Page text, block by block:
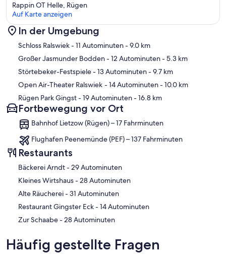
Karte
Rappin OT Helle, Rügen
Auf Karte anzeigen
In der Umgebung
Schloss Ralswiek- 11 Autominuten- 9.0 km
Großer Jasmunder Bodden- 12 Autominuten- 5.3 km
Störtebeker-Festspiele- 13 Autominuten- 9.7 km
Open Air-Theater Ralswiek - 14 Autominuten- 10.0 km
Rügen Park Gingst- 19 Autominuten- 16.8 km
Fortbewegung vor Ort
Bahnhof Lietzow (Rügen) – 17 Fahrminuten
Flughafen Peenemünde (PEF) – 137 Fahrminuten
Restaurants
‪Bäckerei Arndt - ‬29 Autominuten
‪Kleines Wirtshaus - ‬28 Autominuten
‪Alte Räucherei - ‬31 Autominuten
‪Restaurant Gingster Eck - ‬14 Autominuten
‪Zur Schaabe - ‬28 Autominuten
Häufig gestellte Fragen